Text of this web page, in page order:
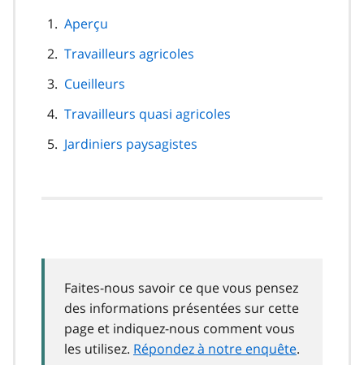
page
Aperçu
Travailleurs agricoles
Cueilleurs
Travailleurs quasi agricoles
Jardiniers paysagistes
Faites-nous savoir ce que vous pensez
des informations présentées sur cette
page et indiquez-nous comment vous
les utilisez. Répondez à notre enquête.